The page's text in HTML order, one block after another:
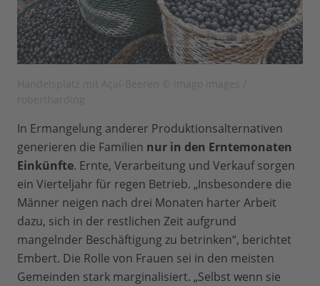
In Ermangelung anderer Produktionsalternativen
generieren die Familien nur in den Erntemonaten
Einkünfte. Ernte, Verarbeitung und Verkauf sorgen
ein Vierteljahr für regen Betrieb. „Insbesondere die
Männer neigen nach drei Monaten harter Arbeit
dazu, sich in der restlichen Zeit aufgrund
mangelnder Beschäftigung zu betrinken“, berichtet
Embert. Die Rolle von Frauen sei in den meisten
Gemeinden stark marginalisiert. „Selbst wenn sie